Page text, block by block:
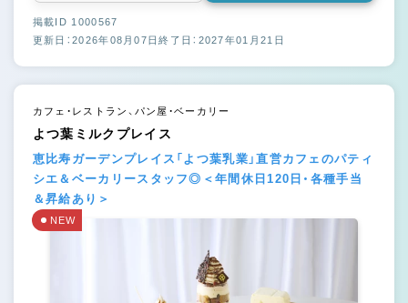
掲載ID 1000567
更新日：2026年08月07日終了日：2027年01月21日
カフェ・レストラン、パン屋・ベーカリー
よつ葉ミルクプレイス
恵比寿ガーデンプレイス「よつ葉乳業」直営カフェのパティ
シエ＆ベーカリースタッフ◎＜年間休日120日・各種手当
＆昇給あり＞
NEW